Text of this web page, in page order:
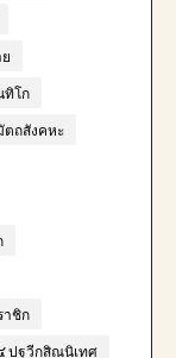
ทิโก
ตถสังคหะ
าชิก
ปฐวีกสิณนิเทศ